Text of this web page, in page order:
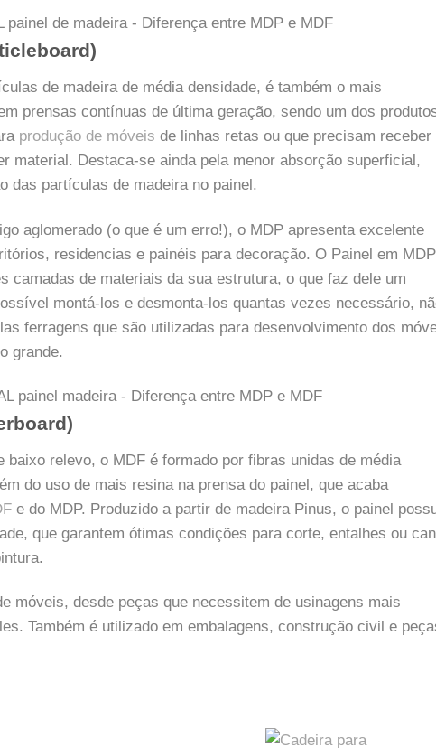
de madeira de média densidade, é também o mais
prensas contínuas de última geração, sendo um dos
produção de móveis de linhas retas ou que precisam receber
material. Destaca-se ainda pela menor absorção superficial,
das partículas de madeira no painel.
aglomerado (o que é um erro!), o MDP apresenta excelente
residencias e painéis para decoração. O Painel em
camadas de materiais da sua estrutura, o que faz dele um
montá-los e desmonta-los quantas vezes necessário,
ferragens que são utilizadas para desenvolvimento dos
grande.
baixo relevo, o MDF é formado por fibras unidas de média
do uso de mais resina na prensa do painel, que acaba
e do MDP. Produzido a partir de madeira Pinus, o painel
que garantem ótimas condições para corte, entalhes ou
móveis, desde peças que necessitem de usinagens mais
Também é utilizado em embalagens, construção civil e